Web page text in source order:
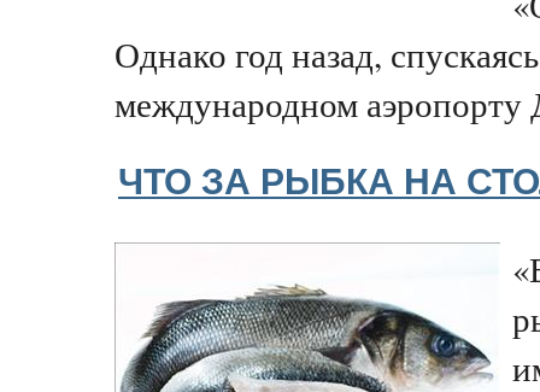
Однако год назад,
международном аэропорту
ЧТО ЗА РЫБКА НА